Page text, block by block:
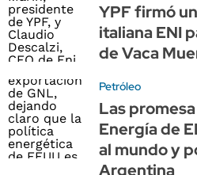
YPF firmó
italiana ENI
de Vaca
Petróleo
Las
Energía de
al mundo y
Argentina